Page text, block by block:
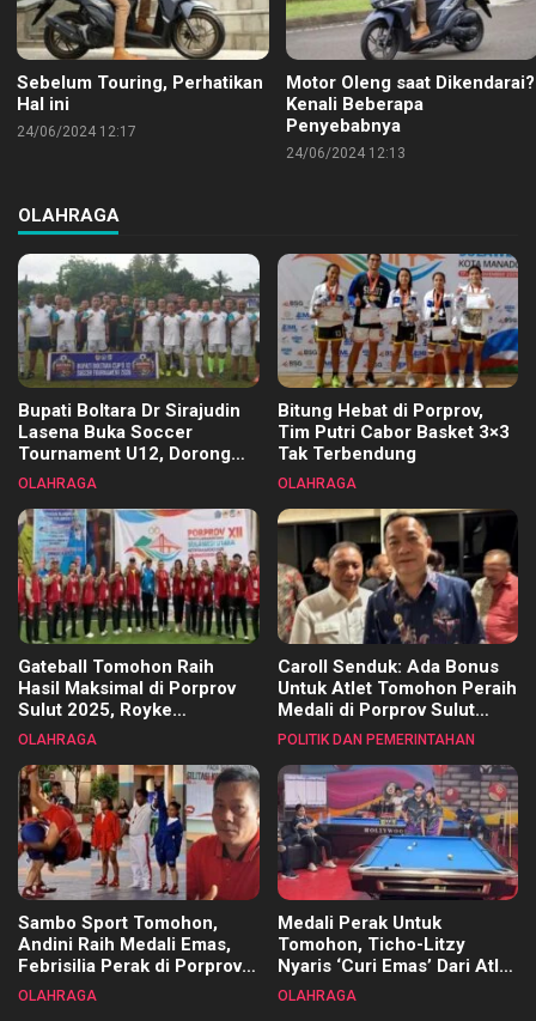
Sebelum Touring, Perhatikan
Hal ini
24/06/2024 12:17
Motor Oleng saat Dikendarai?
Kenali Beberapa
Penyebabnya
24/06/2024 12:13
OLAHRAGA
Bupati Boltara Dr Sirajudin
Lasena Buka Soccer
Tournament U12, Dorong
Pembinaan Merata di Setiap
OLAHRAGA
Bitung Hebat di Porprov,
Tim Putri Cabor Basket 3×3
Tak Terbendung
OLAHRAGA
Gateball Tomohon Raih
Hasil Maksimal di Porprov
Sulut 2025, Royke
Tangkawarouw Ucapkan
OLAHRAGA
Caroll Senduk: Ada Bonus
Untuk Atlet Tomohon Peraih
Medali di Porprov Sulut
2025
POLITIK DAN PEMERINTAHAN
Sambo Sport Tomohon,
Andini Raih Medali Emas,
Febrisilia Perak di Porprov
Sulut 2025
OLAHRAGA
Medali Perak Untuk
Tomohon, Ticho-Litzy
Nyaris ‘Curi Emas’ Dari Atlet
Biliar PON di Porprov Sulut
OLAHRAGA